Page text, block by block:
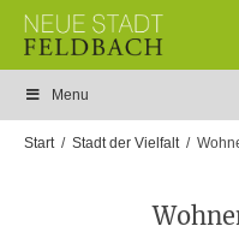
Menu
Start Stadt der Vielfalt